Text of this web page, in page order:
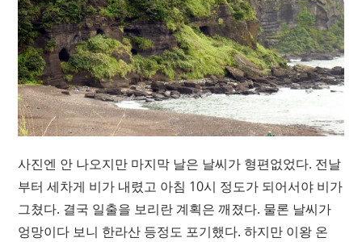
사진엔 안 나오지만 마지막 날은 날씨가 형편없었다. 전날
부터 세차게 비가 내렸고 아침 10시 정도가 되어서야 비가
그쳤다. 결국 일출을 보리란 계획은 깨졌다. 물론 날씨가
엉망이다 보니 한라산 등정도 포기했다. 하지만 이왕 온